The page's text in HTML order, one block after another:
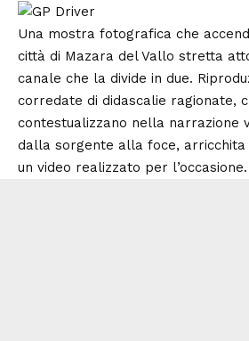
Una mostra fotografica che
città di Mazara del Vallo stretta
canale che la divide in due.
corredate di didascalie ragionate,
contestualizzano nella narrazione
dalla sorgente alla foce, arricchita
un video realizzato per l’occasione.